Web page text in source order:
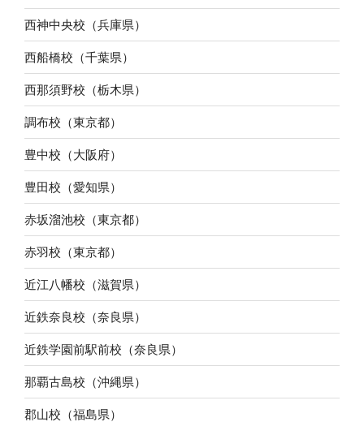
西神中央校（兵庫県）
西船橋校（千葉県）
西那須野校（栃木県）
調布校（東京都）
豊中校（大阪府）
豊田校（愛知県）
赤坂溜池校（東京都）
赤羽校（東京都）
近江八幡校（滋賀県）
近鉄奈良校（奈良県）
近鉄学園前駅前校（奈良県）
那覇古島校（沖縄県）
郡山校（福島県）